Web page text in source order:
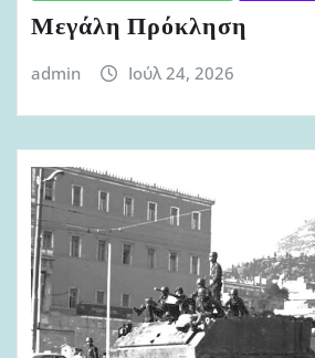
Μεγάλη Πρόκληση
admin Ιούλ 24, 2026